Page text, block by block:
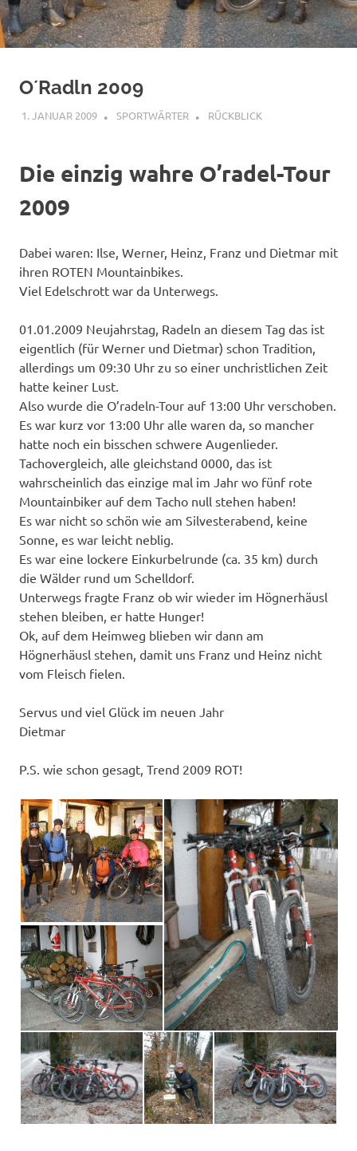
O´Radln 2009
1. JANUAR 2009 SPORTWÄRTER RÜCKBLICK
Die einzig wahre O’radel-Tour
2009
Dabei waren: Ilse, Werner, Heinz, Franz und Dietmar mit
ihren ROTEN Mountainbikes.
Viel Edelschrott war da Unterwegs.
01.01.2009 Neujahrstag, Radeln an diesem Tag das ist
eigentlich (für Werner und Dietmar) schon Tradition,
allerdings um 09:30 Uhr zu so einer unchristlichen Zeit
hatte keiner Lust.
Also wurde die O’radeln-Tour auf 13:00 Uhr verschoben.
Es war kurz vor 13:00 Uhr alle waren da, so mancher
hatte noch ein bisschen schwere Augenlieder.
Tachovergleich, alle gleichstand 0000, das ist
wahrscheinlich das einzige mal im Jahr wo fünf rote
Mountainbiker auf dem Tacho null stehen haben!
Es war nicht so schön wie am Silvesterabend, keine
Sonne, es war leicht neblig.
Es war eine lockere Einkurbelrunde (ca. 35 km) durch
die Wälder rund um Schelldorf.
Unterwegs fragte Franz ob wir wieder im Högnerhäusl
stehen bleiben, er hatte Hunger!
Ok, auf dem Heimweg blieben wir dann am
Högnerhäusl stehen, damit uns Franz und Heinz nicht
vom Fleisch fielen.
Servus und viel Glück im neuen Jahr
Dietmar
P.S. wie schon gesagt, Trend 2009 ROT!